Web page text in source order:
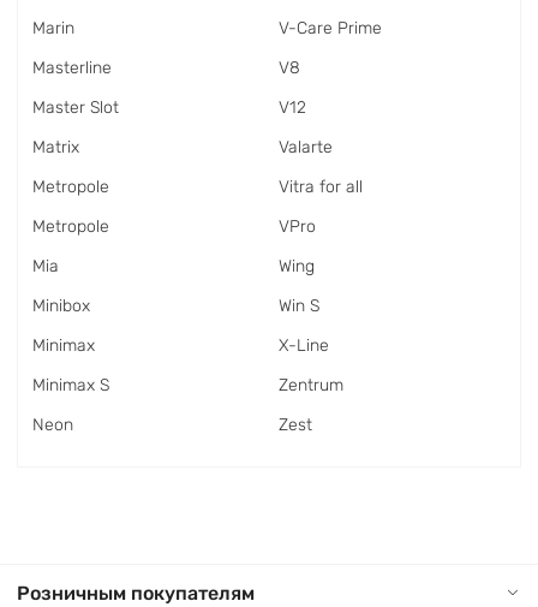
Marin
Masterline
Master Slot
Matrix
Metropole
Metropole
Mia
Minibox
Minimax
Minimax S
Neon
V-Care Prime
V8
V12
Valarte
Vitra for all
VPro
Wing
Win S
X-Line
Zentrum
Zest
Розничным покупателям